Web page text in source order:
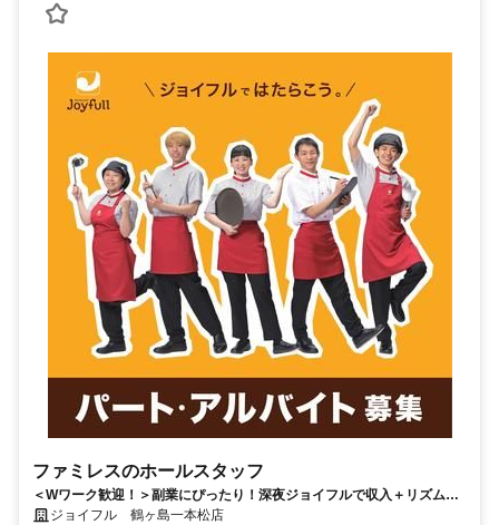
ファミレスのホールスタッフ
＜Wワーク歓迎！＞副業にぴったり！深夜ジョイフルで収入＋リズムも
安定♪履歴書不要◎
ジョイフル 鶴ヶ島一本松店